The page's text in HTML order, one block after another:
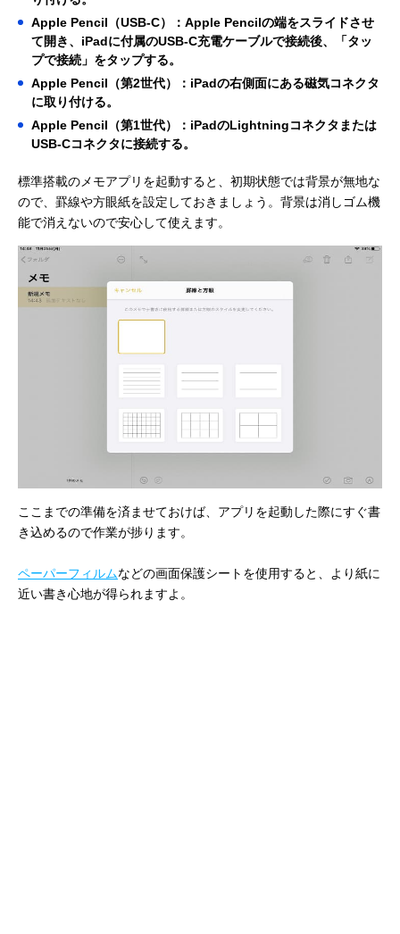
Apple Pencil（USB-C）：Apple Pencilの端をスライドさせ
て開き、iPadに付属のUSB-C充電ケーブルで接続後、「タッ
プで接続」をタップする。
Apple Pencil（第2世代）：iPadの右側面にある磁気コネクタ
に取り付ける。
Apple Pencil（第1世代）：iPadのLightningコネクタまたは
USB-Cコネクタに接続する。
標準搭載のメモアプリを起動すると、初期状態では背景が無地な
ので、罫線や方眼紙を設定しておきましょう。背景は消しゴム機
能で消えないので安心して使えます。
ここまでの準備を済ませておけば、アプリを起動した際にすぐ書
き込めるので作業が捗ります。
ペーパーフィルムなどの画面保護シートを使用すると、より紙に
近い書き心地が得られますよ。